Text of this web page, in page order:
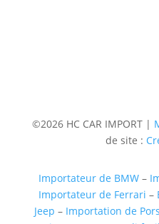
©2026 HC CAR IMPORT |
de site :
Importateur de BMW –
Importateur de Ferrari –
Jeep – Importation de